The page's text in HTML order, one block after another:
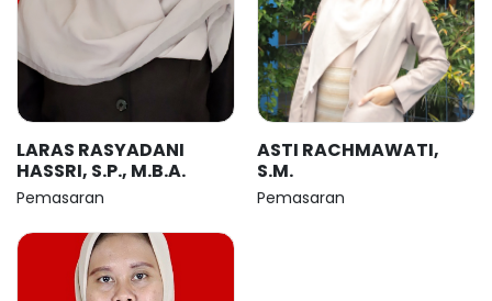
LARAS RASYADANI
HASSRI, S.P., M.B.A.
Pemasaran
ASTI RACHMAWATI,
S.M.
Pemasaran